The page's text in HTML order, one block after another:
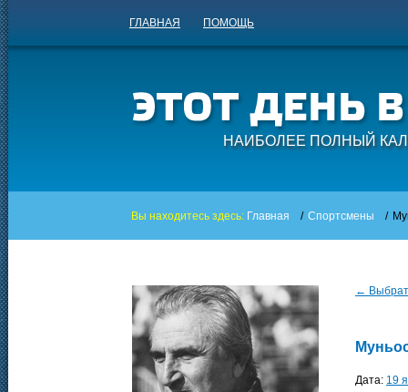
ГЛАВНАЯ ПОМОЩЬ
НАИБОЛЕЕ ПОЛНЫЙ
Вы находитесь здесь: Главная / Спортсмены /
←
Дата: 19